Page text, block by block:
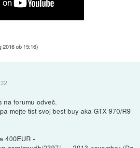
2016 ob 15:16)
na forumu odveč.
mejte tist svoj best buy aka GTX 970/R9
400EUR -